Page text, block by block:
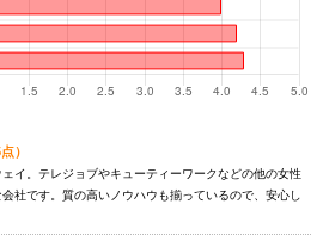
）
イ。テレジョブやキューティーワークなどの他の女性
社です。質の高いノウハウも揃っているので、安心し